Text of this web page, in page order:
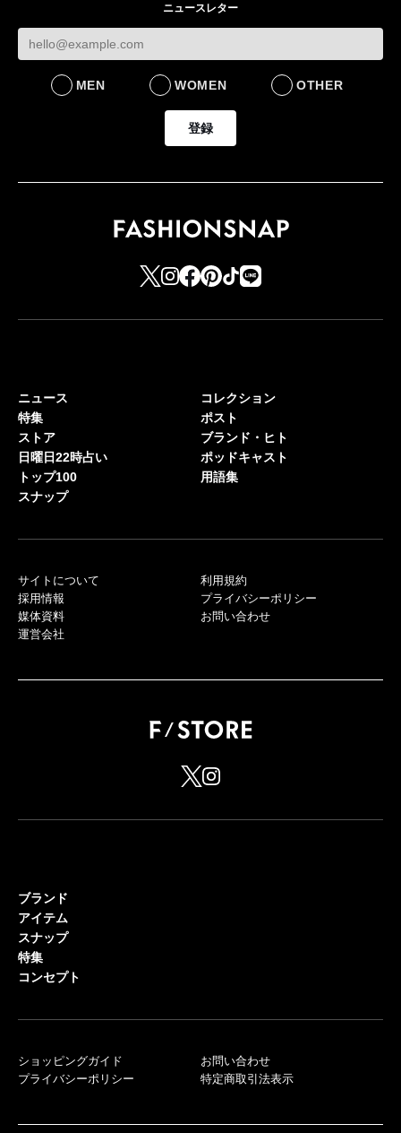
ニュースレター
MEN WOMEN OTHER
登録
ニュース
特集
ストア
日曜日22時占い
トップ100
スナップ
コレクション
ポスト
ブランド・ヒト
ポッドキャスト
用語集
サイトについて
採用情報
媒体資料
運営会社
利用規約
プライバシーポリシー
お問い合わせ
ブランド
アイテム
スナップ
特集
コンセプト
ショッピングガイド
プライバシーポリシー
お問い合わせ
特定商取引法表示